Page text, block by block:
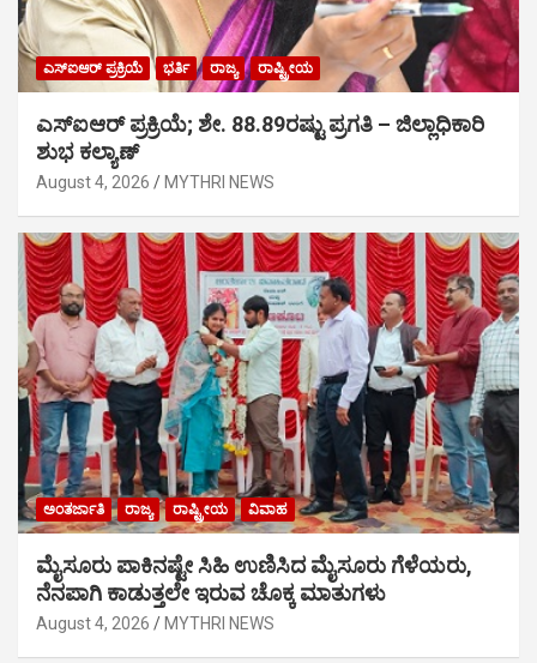
ಎಸ್‍ಐಆರ್ ಪ್ರಕ್ರಿಯೆ ಭರ್ತಿ ರಾಜ್ಯ ರಾಷ್ಟ್ರೀಯ
ಎಸ್‍ಐಆರ್ ಪ್ರಕ್ರಿಯೆ; ಶೇ. 88.89ರಷ್ಟು ಪ್ರಗತಿ – ಜಿಲ್ಲಾಧಿಕಾರಿ
ಶುಭ ಕಲ್ಯಾಣ್
August 4, 2026 MYTHRI NEWS
ಅಂತರ್ಜಾತಿ ರಾಜ್ಯ ರಾಷ್ಟ್ರೀಯ ವಿವಾಹ
ಮೈಸೂರು ಪಾಕಿನಷ್ಟೇ ಸಿಹಿ ಉಣಿಸಿದ ಮೈಸೂರು ಗೆಳೆಯರು,
ನೆನಪಾಗಿ ಕಾಡುತ್ತಲೇ ಇರುವ ಚೊಕ್ಕ ಮಾತುಗಳು
August 4, 2026 MYTHRI NEWS